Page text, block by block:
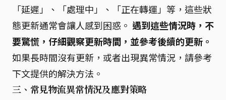
「延遲」、「處理中」、「正在轉運」等，這些狀
態更新通常會讓人感到困惑。 遇到這些情況時，不
要驚慌，仔細觀察更新時間，並參考後續的更新。
如果長時間沒有更新，或者出現異常情況，請參考
下文提供的解決方法。
三、常見物流異常情況及應對策略